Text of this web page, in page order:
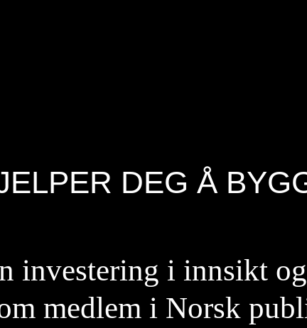
DEG Å
investering i innsikt
medlem i Norsk